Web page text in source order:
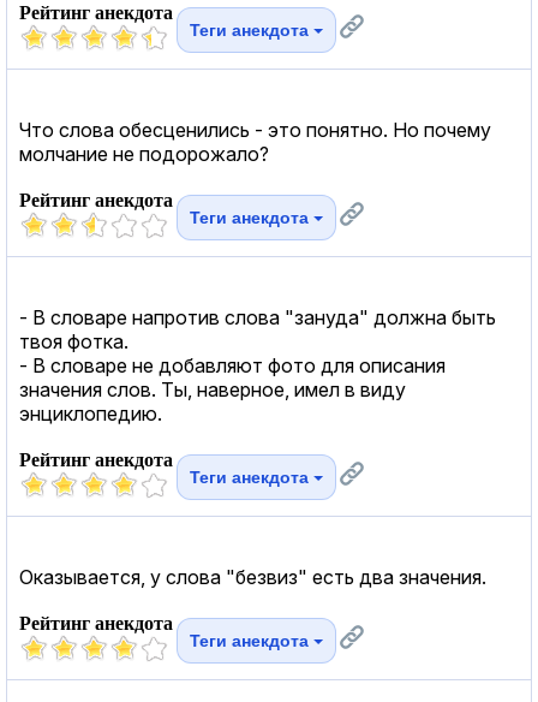
Рейтинг анекдота
Теги анекдота
Что слова обесценились - это понятно. Но почему
молчание не подорожало?
Рейтинг анекдота
Теги анекдота
- В словаре напротив слова "зануда" должна быть
твоя фотка.
- В словаре не добавляют фото для описания
значения слов. Ты, наверное, имел в виду
энциклопедию.
Рейтинг анекдота
Теги анекдота
Оказывается, у слова "безвиз" есть два значения.
Рейтинг анекдота
Теги анекдота